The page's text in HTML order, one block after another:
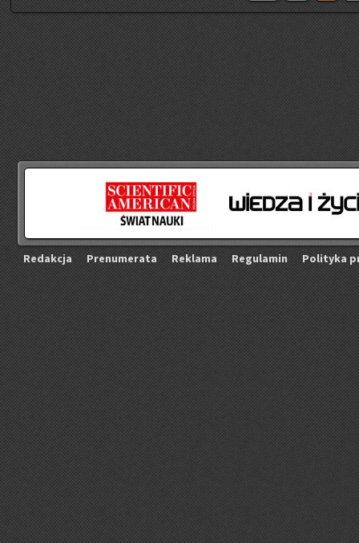
Re­dak­cja Pre­nu­me­ra­ta Re­kla­ma Re­gu­la­min Po­li­ty­ka